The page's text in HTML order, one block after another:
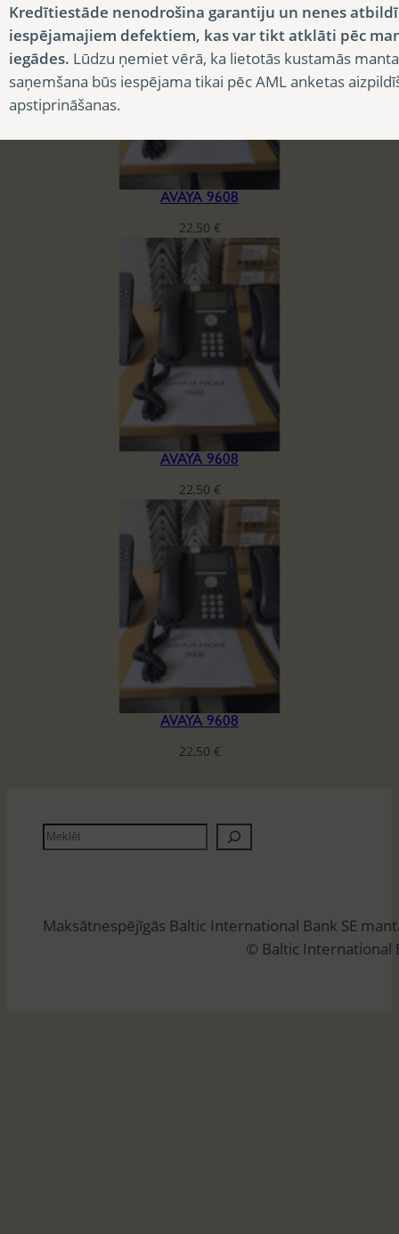
AVAYA 9608
22,50 €
AVAYA 9608
22,50 €
AVAYA 9608
22,50 €
M
e
ē
Maksātnespējīgās Baltic International Bank SE
© Baltic International
Kredītiestāde nenodrošina garantiju un nenes
iespējamajiem defektiem, kas var tikt atklāti pēc
iegādes. Lūdzu ņemiet vērā, ka lietotās kustamās
saņemšana būs iespējama tikai pēc AML anketas
apstiprināšanas.